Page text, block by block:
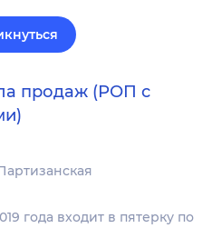
продаж (РОП с
года входит в пятерку по